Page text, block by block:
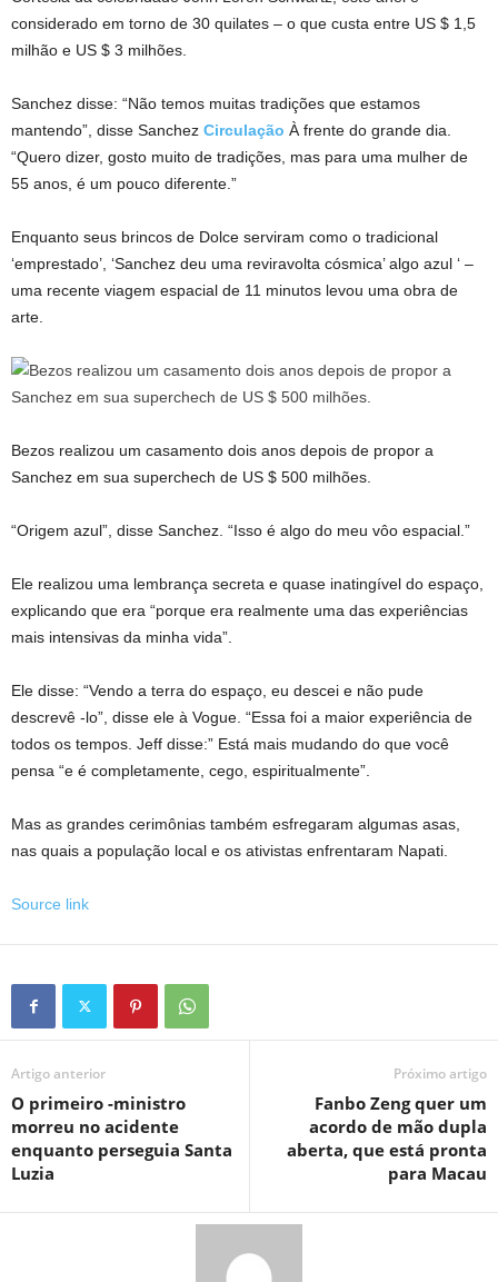
considerado em torno de 30 quilates – o que custa entre US $ 1,5
milhão e US $ 3 milhões.
Sanchez disse: “Não temos muitas tradições que estamos
mantendo”, disse Sanchez Circulação À frente do grande dia.
“Quero dizer, gosto muito de tradições, mas para uma mulher de
55 anos, é um pouco diferente.”
Enquanto seus brincos de Dolce serviram como o tradicional
‘emprestado’, ‘Sanchez deu uma reviravolta cósmica’ algo azul ‘ –
uma recente viagem espacial de 11 minutos levou uma obra de
arte.
Bezos realizou um casamento dois anos depois de propor a
Sanchez em sua superchech de US $ 500 milhões.
“Origem azul”, disse Sanchez. “Isso é algo do meu vôo espacial.”
Ele realizou uma lembrança secreta e quase inatingível do espaço,
explicando que era “porque era realmente uma das experiências
mais intensivas da minha vida”.
Ele disse: “Vendo a terra do espaço, eu descei e não pude
descrevê -lo”, disse ele à Vogue. “Essa foi a maior experiência de
todos os tempos. Jeff disse:” Está mais mudando do que você
pensa “e é completamente, cego, espiritualmente”.
Mas as grandes cerimônias também esfregaram algumas asas,
nas quais a população local e os ativistas enfrentaram Napati.
Source link
Artigo anterior
O primeiro -ministro
morreu no acidente
enquanto perseguia Santa
Luzia
Próximo artigo
Fanbo Zeng quer um
acordo de mão dupla
aberta, que está pronta
para Macau